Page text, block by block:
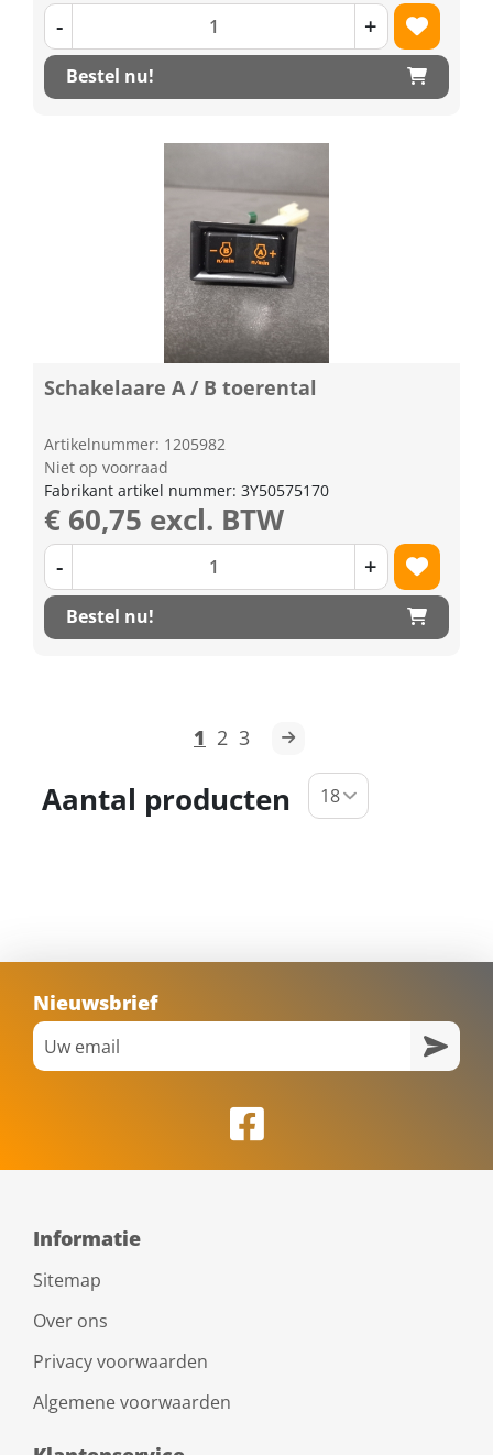
- +
Bestel nu!
Schakelaare A / B toerental
Artikelnummer: 1205982
Niet op voorraad
Fabrikant artikel nummer: 3Y50575170
€ 60,75 excl. BTW
- +
Bestel nu!
1 2 3
Aantal producten
Nieuwsbrief
Informatie
Sitemap
Over ons
Privacy voorwaarden
Algemene voorwaarden